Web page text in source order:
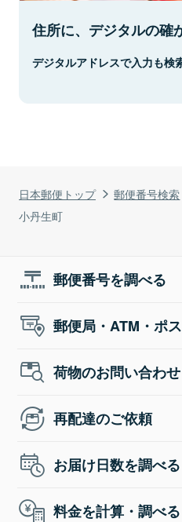
日本郵便トップ 郵便番号検索
小丹生町
住所に、デジタルの確
デジタルアドレスで入力も検
郵便番号を調べる
郵便局・ATM・ポ
荷物のお問い合わせ
再配達のご依頼
お届け日数を調べる
料金を計算・調べる